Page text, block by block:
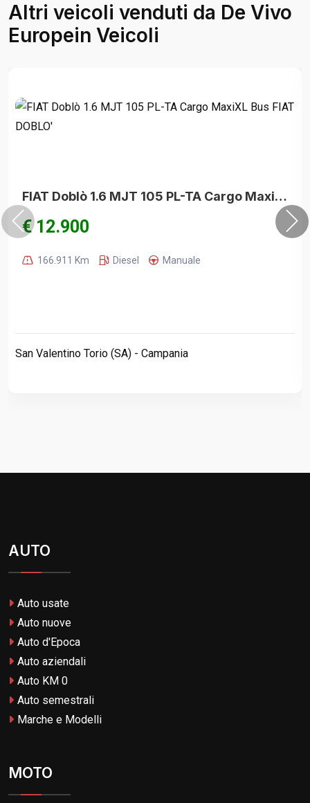
Altri veicoli venduti da De Vivo
Europein Veicoli
FIAT Doblò 1.6 MJT 105 PL-TA Cargo MaxiXL Bus FIAT DOBLO'
€ 12.900
166.911 Km Diesel Manuale
San Valentino Torio (SA) - Campania
AUTO
Auto usate
Auto nuove
Auto d'Epoca
Auto aziendali
Auto KM 0
Auto semestrali
Marche e Modelli
MOTO